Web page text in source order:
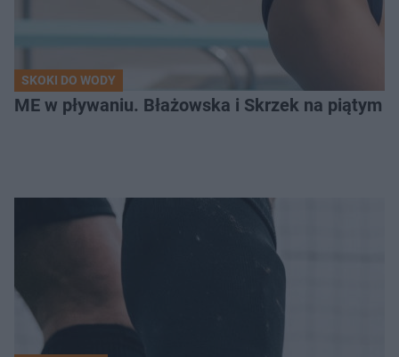
SKOKI DO WODY
ME w pływaniu. Błażowska i Skrzek na piątym